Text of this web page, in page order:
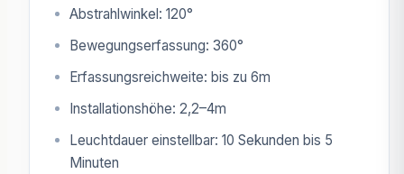
Abstrahlwinkel: 120°
Bewegungserfassung: 360°
Erfassungsreichweite: bis zu 6m
Installationshöhe: 2,2–4m
Leuchtdauer einstellbar: 10 Sekunden bis 5
Minuten